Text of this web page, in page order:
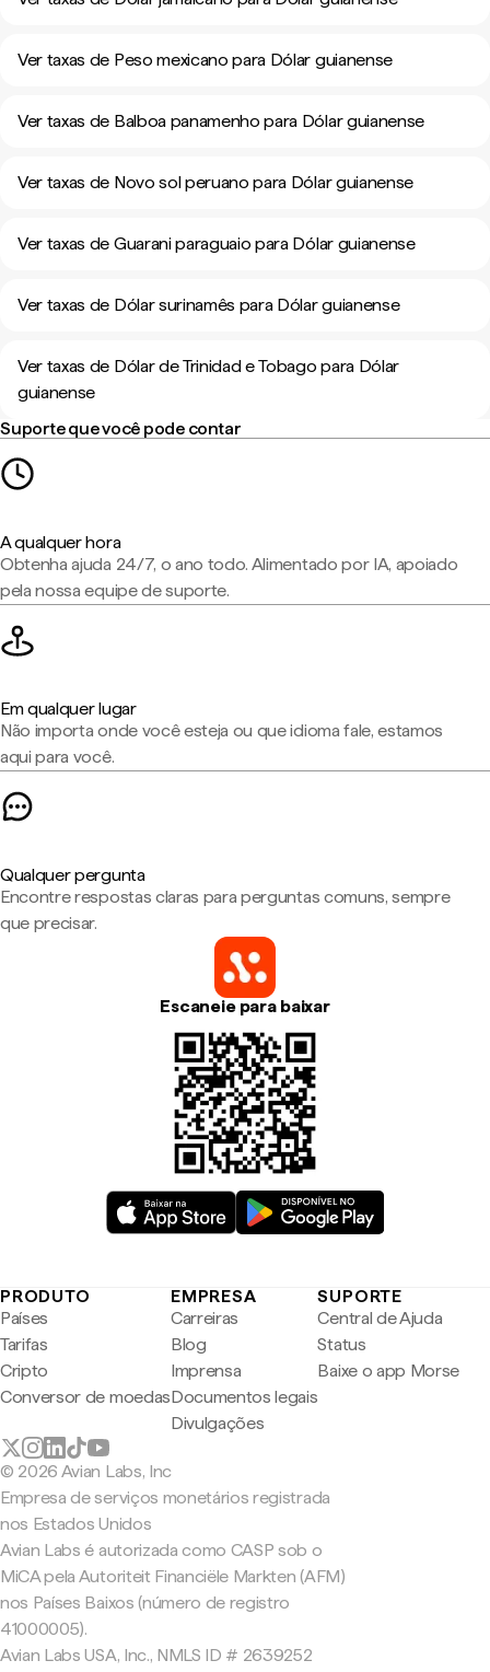
Ver taxas de Peso mexicano para Dólar guianense
Ver taxas de Balboa panamenho para Dólar guianense
Ver taxas de Novo sol peruano para Dólar guianense
Ver taxas de Guarani paraguaio para Dólar guianense
Ver taxas de Dólar surinamês para Dólar guianense
Ver taxas de Dólar de Trinidad e Tobago para Dólar
guianense
Suporte que você pode contar
A qualquer hora
Obtenha ajuda 24/7, o ano todo. Alimentado por IA, apoiado
pela nossa equipe de suporte.
Em qualquer lugar
Não importa onde você esteja ou que idioma fale, estamos
aqui para você.
Qualquer pergunta
Encontre respostas claras para perguntas comuns, sempre
que precisar.
Escaneie para baixar
PRODUTO
Países
Tarifas
Cripto
Conversor de moedas
EMPRESA
Carreiras
Blog
Imprensa
Documentos legais
Divulgações
SUPORTE
Central de Ajuda
Status
Baixe o app Morse
© 2026 Avian Labs, Inc
Empresa de serviços monetários registrada
nos Estados Unidos
Avian Labs é autorizada como CASP sob o
MiCA pela Autoriteit Financiële Markten (AFM)
nos Países Baixos (número de registro
41000005).
Avian Labs USA, Inc., NMLS ID # 2639252